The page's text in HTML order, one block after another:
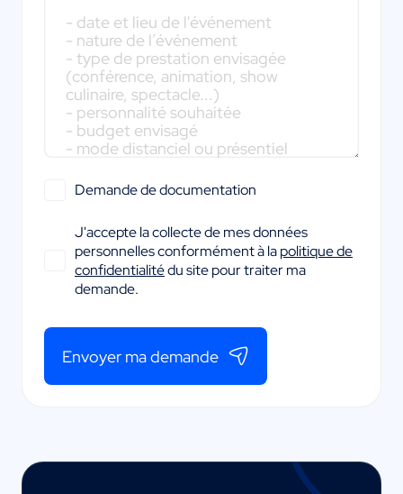
Demande de documentation
J'accepte la collecte de mes données
personnelles conformément à lapolitique de
confidentialitédu site pour traiter ma
demande.
Envoyer ma demande